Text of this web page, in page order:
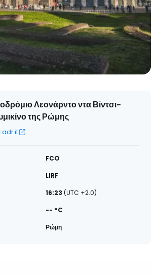
Λεονάρντο ντα Βίντσι-
της Ρώμης
FCO
LIRF
16:23 (UTC +2.0)
-- °C
Ρώμη